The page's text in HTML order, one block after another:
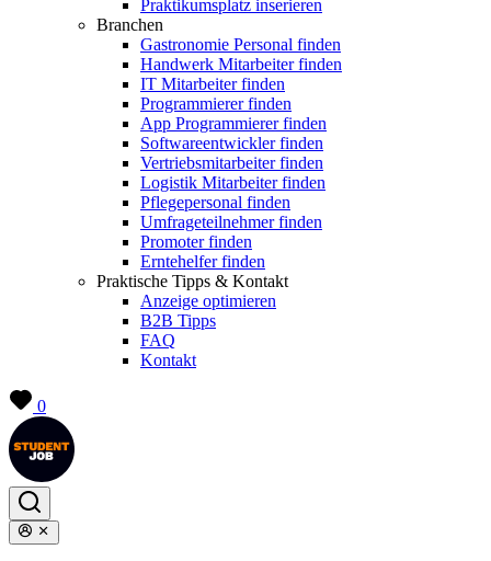
Praktikumsplatz inserieren
Branchen
Gastronomie Personal finden
Handwerk Mitarbeiter finden
IT Mitarbeiter finden
Programmierer finden
App Programmierer finden
Softwareentwickler finden
Vertriebsmitarbeiter finden
Logistik Mitarbeiter finden
Pflegepersonal finden
Umfrageteilnehmer finden
Promoter finden
Erntehelfer finden
Praktische Tipps & Kontakt
Anzeige optimieren
B2B Tipps
FAQ
Kontakt
0